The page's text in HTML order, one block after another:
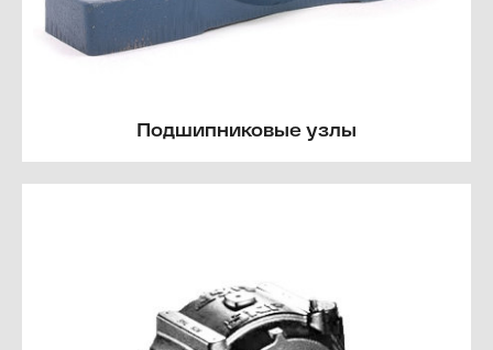
Подшипниковые узлы